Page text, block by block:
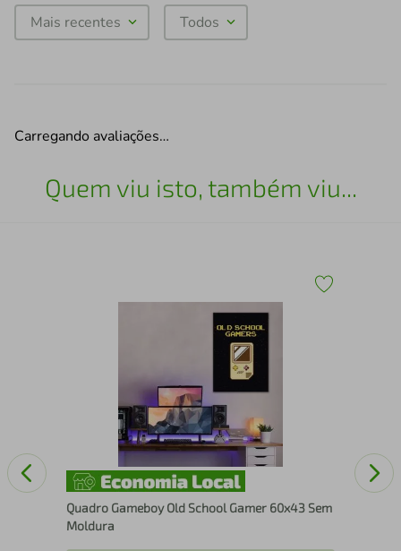
Mais recentes Todos
Carregando avaliações…
Quem viu isto, também viu...
Quadro Gameboy Old School Gamer 60x43 Sem
Moldura